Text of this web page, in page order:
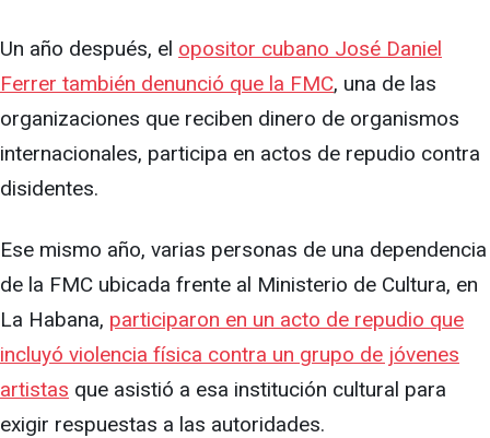
Un año después, el opositor cubano José Daniel
Ferrer también denunció que la FMC, una de las
organizaciones que reciben dinero de organismos
internacionales, participa en actos de repudio contra
disidentes.
Ese mismo año, varias personas de una dependencia
de la FMC ubicada frente al Ministerio de Cultura, en
La Habana, participaron en un acto de repudio que
incluyó violencia física contra un grupo de jóvenes
artistas que asistió a esa institución cultural para
exigir respuestas a las autoridades.